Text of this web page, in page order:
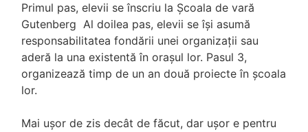
Primul pas, elevii se înscriu la Școala de vară
Gutenberg Al doilea pas, elevii se își asumă
responsabilitatea fondării unei organizații sau
aderă la una existentă în orașul lor. Pasul 3,
organizează timp de un an două proiecte în școala
lor.
Mai ușor de zis decât de făcut, dar ușor e pentru